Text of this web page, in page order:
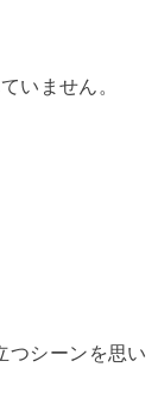
いません。
つシーンを思い